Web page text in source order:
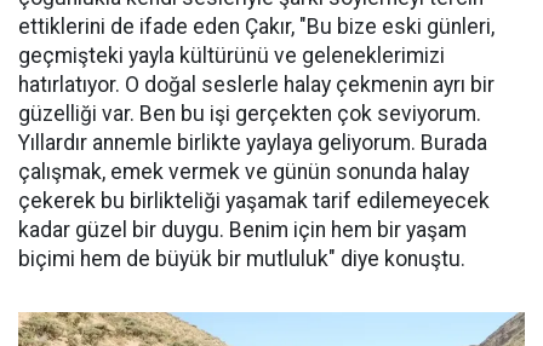
ettiklerini de ifade eden Çakır, "Bu bize eski günleri,
geçmişteki yayla kültürünü ve geleneklerimizi
hatırlatıyor. O doğal seslerle halay çekmenin ayrı bir
güzelliği var. Ben bu işi gerçekten çok seviyorum.
Yıllardır annemle birlikte yaylaya geliyorum. Burada
çalışmak, emek vermek ve günün sonunda halay
çekerek bu birlikteliği yaşamak tarif edilemeyecek
kadar güzel bir duygu. Benim için hem bir yaşam
biçimi hem de büyük bir mutluluk" diye konuştu.